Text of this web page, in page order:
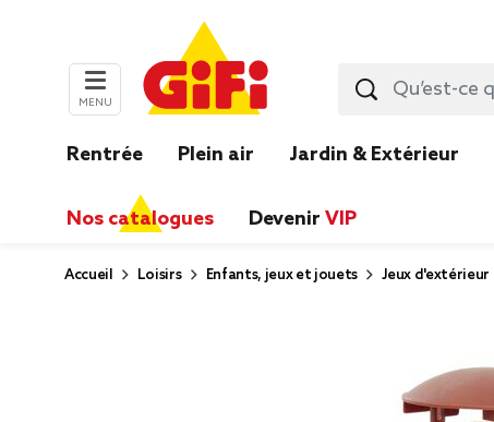
MENU
Rentrée Plein air Jardin & Extérieur
Nos catalogues Devenir VIP
Accueil Loisirs Enfants, jeux et jouets Jeux d'extérieur